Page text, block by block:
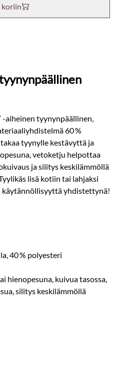
koriin
-aiheinen tyynynpäällinen,
60 %
tyynylle kestävyttä ja
vetoketju helpottaa
ja silitys keskilämmöllä
lisä kotiin tai lahjaksi
käytännöllisyyttä yhdistettynä!
40 % polyesteri
hienopesuna, kuivua tasossa,
silitys keskilämmöllä